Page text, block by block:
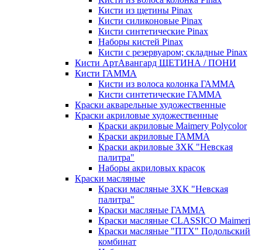
Кисти из щетины Pinax
Кисти силиконовые Pinax
Кисти синтетические Pinax
Наборы кистей Pinax
Кисти с резервуаром; складные Pinax
Кисти АртАвангард ЩЕТИНА / ПОНИ
Кисти ГАММА
Кисти из волоса колонка ГАММА
Кисти синтетические ГАММА
Краски акварельные художественные
Краски акриловые художественные
Краски акриловые Maimery Polycolor
Краски акриловые ГАММА
Краски акриловые ЗХК "Невская
палитра"
Наборы акриловых красок
Краски масляные
Краски масляные ЗХК "Невская
палитра"
Краски масляные ГАММА
Краски масляные CLASSICO Maimeri
Краски масляные "ПТХ" Подольский
комбинат